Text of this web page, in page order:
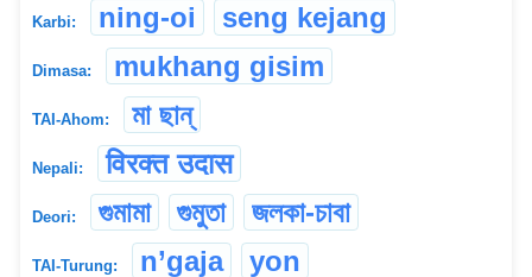
Karbi: ning-oi seng kejang
Dimasa: mukhang gisim
TAI-Ahom: মা ছান্
Nepali: विरक्त उदास
Deori: গুমামা গুমুতা জলকা-চাবা
TAI-Turung: n’gaja yon